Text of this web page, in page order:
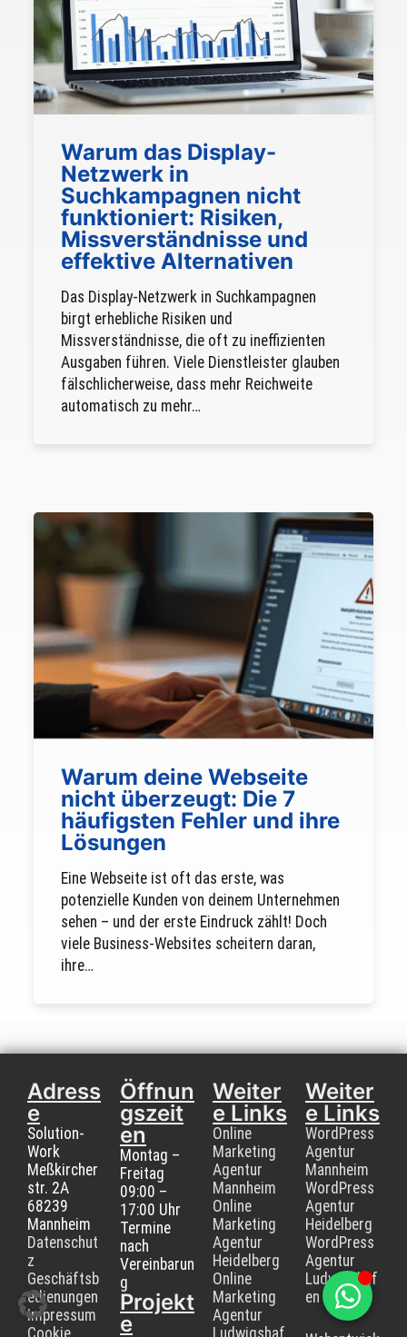
Warum das Display-
Netzwerk in
Suchkampagnen nicht
funktioniert: Risiken,
Missverständnisse und
effektive Alternativen
Das Display-Netzwerk in Suchkampagnen
birgt erhebliche Risiken und
Missverständnisse, die oft zu ineffizienten
Ausgaben führen. Viele Dienstleister glauben
fälschlicherweise, dass mehr Reichweite
automatisch zu mehr…
Warum deine Webseite
nicht überzeugt: Die 7
häufigsten Fehler und ihre
Lösungen
Eine Webseite ist oft das erste, was
potenzielle Kunden von deinem Unternehmen
sehen – und der erste Eindruck zählt! Doch
viele Business-Websites scheitern daran,
ihre…
Adress
e
Solution-
Work
Meßkircher
str. 2A
68239
Mannheim
Datenschut
z
Geschäftsb
edienungen
Impressum
Öffnun
gszeit
en
Montag –
Freitag
09:00 –
17:00 Uhr
Termine
nach
Vereinbarun
g
Projekt
e
Weiter
e Links
Online
Marketing
Agentur
Mannheim
Online
Marketing
Agentur
Heidelberg
Online
Marketing
Agentur
Weiter
e Links
WordPress
Agentur
Mannheim
WordPress
Agentur
Heidelberg
WordPress
Agentur
Ludwigshaf
en